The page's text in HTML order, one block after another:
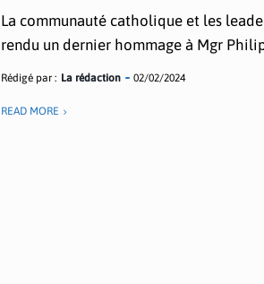
La communauté catholique et les
rendu un dernier hommage à Mgr
Rédigé par : La rédaction 02/02/2024
READ MORE